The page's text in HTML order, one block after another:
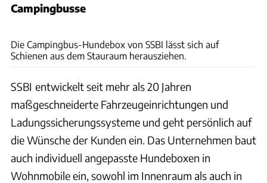
Campingbusse
Die Campingbus-Hundebox von SSBI lässt sich auf
Schienen aus dem Stauraum herausziehen.
SSBI entwickelt seit mehr als 20 Jahren
maßgeschneiderte Fahrzeugeinrichtungen und
Ladungssicherungssysteme und geht persönlich auf
die Wünsche der Kunden ein. Das Unternehmen baut
auch individuell angepasste Hundeboxen in
Wohnmobile ein, sowohl im Innenraum als auch in